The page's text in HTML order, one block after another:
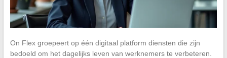
On Flex groepeert op één digitaal platform diensten die zijn
bedoeld om het dagelijks leven van werknemers te verbeteren.